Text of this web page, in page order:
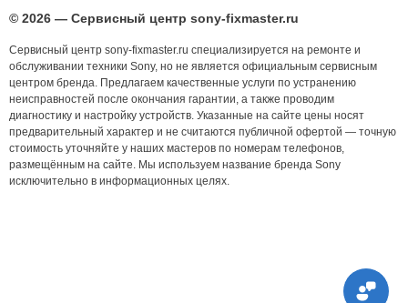
© 2026 — Сервисный центр sony-fixmaster.ru
Сервисный центр sony-fixmaster.ru специализируется на ремонте и
обслуживании техники Sony, но не является официальным сервисным
центром бренда. Предлагаем качественные услуги по устранению
неисправностей после окончания гарантии, а также проводим
диагностику и настройку устройств. Указанные на сайте цены носят
предварительный характер и не считаются публичной офертой — точную
стоимость уточняйте у наших мастеров по номерам телефонов,
размещённым на сайте. Мы используем название бренда Sony
исключительно в информационных целях.